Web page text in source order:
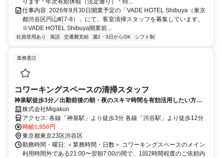
ります * 年次有給休暇（法定通り） * 特...
仕事内容: 2026年9月30日開業予定の「VADE HOTEL Shibuya（東京
都渋谷区円山町7-8）」にて、客室清掃スタッフを募集しています。
※VADE HOTEL Shibuya開業前...
社員登用あり 英語 交通費支給 週2・3日からOK シフト制
業務委託
コワーキングスペースの清掃スタッフ
神泉駅徒歩3分／出勤前後の朝・夜のスキマ時間を有効活用したい方必
見！ご家庭の清掃スキルで収入UP！神泉駅近くにあるコワーキングスペ
ース内の清掃業務
株式会社Migakun
アクセス: 各線「神泉駅」より徒歩3分 各線「渋谷駅」より徒歩12分
時給1,950円
東京都東京23区渋谷区
勤務時間・曜日: ＜業務時間・日数＞ コワーキングスペースのメイン
利用時間外である21:00〜翌朝7:00の間で、1回2時間程度のご依頼内